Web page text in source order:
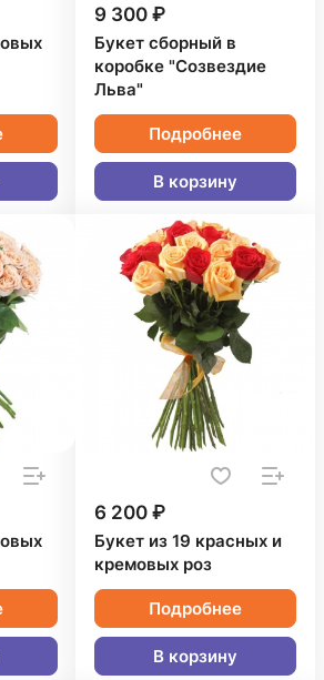
9 300 ₽
Букет сборный в
коробке "Созвездие
Льва"
Подробнее
В корзину
6 200 ₽
Букет из 19 красных и
кремовых роз
Подробнее
В корзину